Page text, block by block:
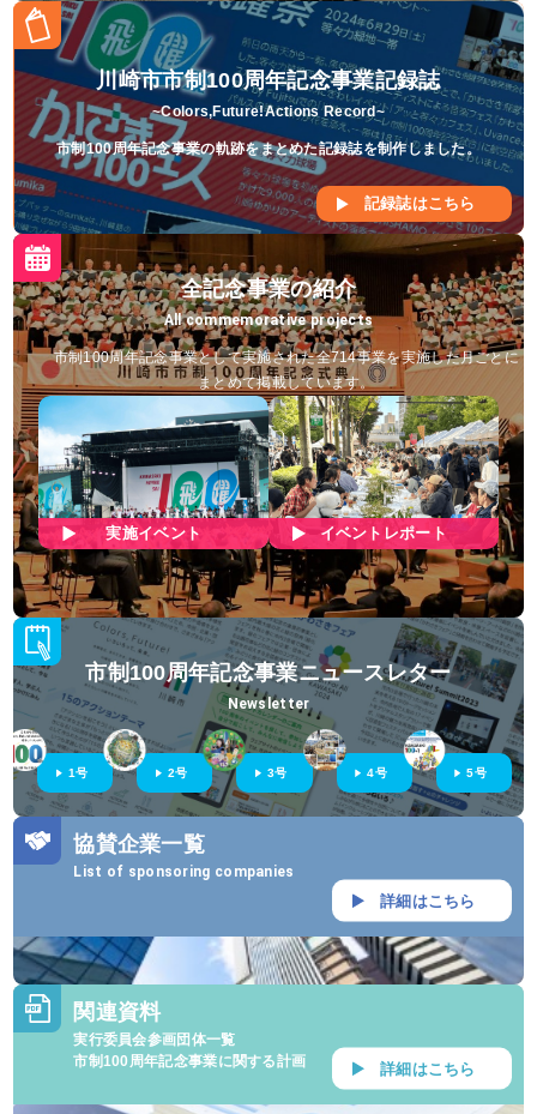
川崎市市制100周年記念事業記録誌
~Colors,Future!Actions Record~
市制100周年記念事業の軌跡をまとめた記録誌を制作しました。
記録誌はこちら
全記念事業の紹介
All commemorative projects
市制100周年記念事業として実施された全714事業を実施した月ごとに
まとめて掲載しています。
実施イベント イベントレポート
市制100周年記念事業ニュースレター
Newsletter
1号 2号 3号 4号 5号
協賛企業一覧
List of sponsoring companies
詳細はこちら
関連資料
実行委員会参画団体一覧
市制100周年記念事業に関する計画
詳細はこちら